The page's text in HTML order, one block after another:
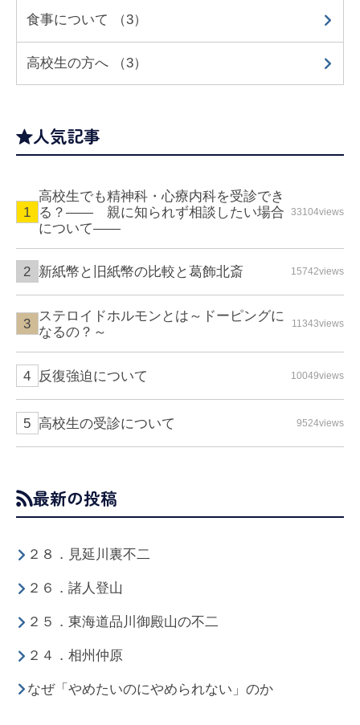
食事について （3）
高校生の方へ （3）
人気記事
高校生でも精神科・心療内科を受診でき
る？—— 親に知られず相談したい場合
について――
33104views
新紙幣と旧紙幣の比較と葛飾北斎 15742views
ステロイドホルモンとは～ドーピングに
なるの？～
11343views
反復強迫について 10049views
高校生の受診について 9524views
最新の投稿
２８．見延川裏不二
２６．諸人登山
２５．東海道品川御殿山の不二
２４．相州仲原
なぜ「やめたいのにやめられない」のか